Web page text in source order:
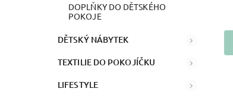
DOPLŇKY DO DĚTSKÉHO
POKOJE
DĚTSKÝ NÁBYTEK
TEXTILIE DO POKOJÍČKU
LIFESTYLE